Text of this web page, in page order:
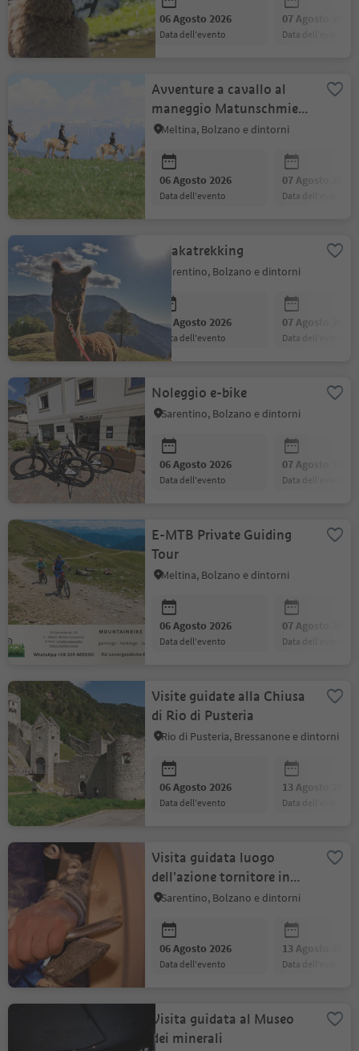
06 Agosto 2026
data dell'evento
07 Agosto 2026
data dell'evento
Avventure a cavallo al
maneggio Matunschmied
Hof
Meltina, Bolzano e dintorni
06 Agosto 2026
data dell'evento
07 Agosto 2026
data dell'evento
Alpakatrekking
Sarentino, Bolzano e dintorni
06 Agosto 2026
data dell'evento
07 Agosto 2026
data dell'evento
Noleggio e-bike
Sarentino, Bolzano e dintorni
06 Agosto 2026
data dell'evento
07 Agosto 2026
data dell'evento
E-MTB Private Guiding
Tour
Meltina, Bolzano e dintorni
06 Agosto 2026
data dell'evento
07 Agosto 2026
data dell'evento
Visite guidate alla Chiusa
di Rio di Pusteria
Rio di Pusteria, Bressanone e dintorni
06 Agosto 2026
data dell'evento
13 Agosto 2026
data dell'evento
Visita guidata luogo
dell'azione tornitore in
legno Fritz
Sarentino, Bolzano e dintorni
06 Agosto 2026
data dell'evento
13 Agosto 2026
data dell'evento
Visita guidata al Museo
dei minerali